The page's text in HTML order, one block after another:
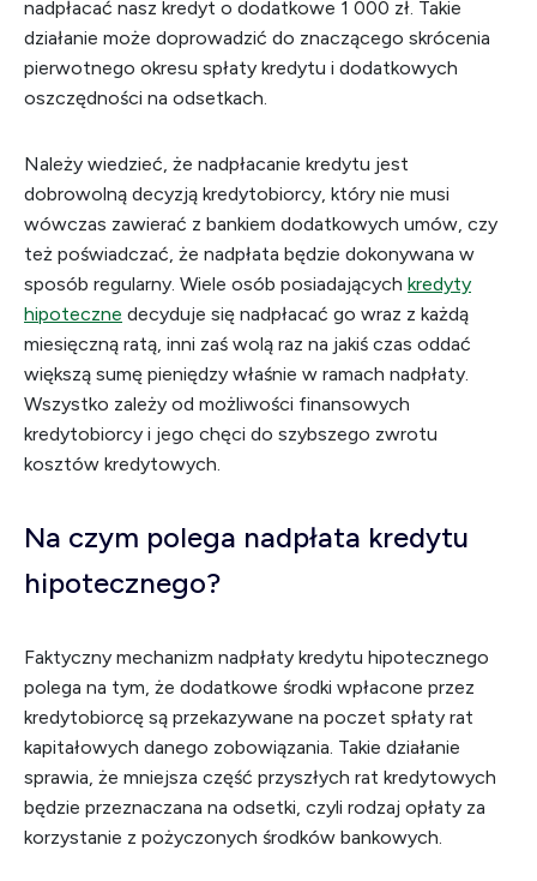
nadpłacać nasz kredyt o dodatkowe 1 000 zł. Takie
działanie może doprowadzić do znaczącego skrócenia
pierwotnego okresu spłaty kredytu i dodatkowych
oszczędności na odsetkach.
Należy wiedzieć, że nadpłacanie kredytu jest
dobrowolną decyzją kredytobiorcy, który nie musi
wówczas zawierać z bankiem dodatkowych umów, czy
też poświadczać, że nadpłata będzie dokonywana w
sposób regularny. Wiele osób posiadających kredyty
hipoteczne decyduje się nadpłacać go wraz z każdą
miesięczną ratą, inni zaś wolą raz na jakiś czas oddać
większą sumę pieniędzy właśnie w ramach nadpłaty.
Wszystko zależy od możliwości finansowych
kredytobiorcy i jego chęci do szybszego zwrotu
kosztów kredytowych.
Na czym polega nadpłata kredytu
hipotecznego?
Faktyczny mechanizm nadpłaty kredytu hipotecznego
polega na tym, że dodatkowe środki wpłacone przez
kredytobiorcę są przekazywane na poczet spłaty rat
kapitałowych danego zobowiązania. Takie działanie
sprawia, że mniejsza część przyszłych rat kredytowych
będzie przeznaczana na odsetki, czyli rodzaj opłaty za
korzystanie z pożyczonych środków bankowych.